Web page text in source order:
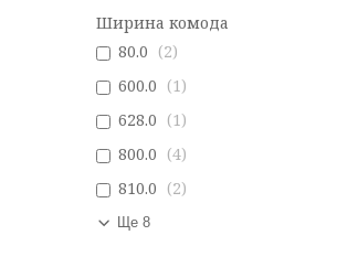
Ширина комода
80.0
2
600.0
1
628.0
1
800.0
4
810.0
2
Ще 8